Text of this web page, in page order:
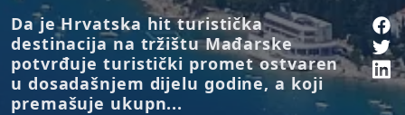
Da je Hrvatska hit turistička
destinacija na tržištu Mađarske
potvrđuje turistički promet ostvaren
u dosadašnjem dijelu godine, a koji
premašuje ukupn...